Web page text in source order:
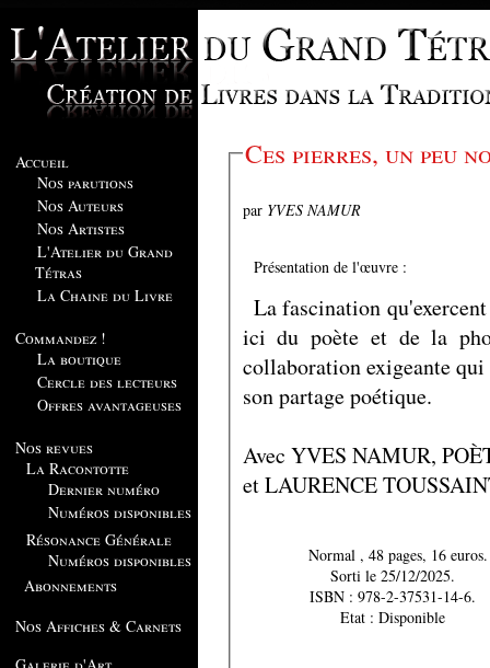
Accueil
Nos parutions
Nos Auteurs
Nos Artistes
L'Atelier du Grand
Tétras
La Chaine du Livre
Commandez !
La boutique
Cercle des lecteurs
Offres avantageuses
Nos revues
La Racontotte
Dernier numéro
Numéros disponibles
Résonance Générale
Numéros disponibles
Abonnements
Nos Affiches & Carnets
Ces pierres, un peu
par YVES NAMUR
Présentation de l'œuvre :
La fascination
ici du poète et de la
collaboration exigeante
son partage poétique.
Avec YVES NAMUR,
et LAURENCE
Normal , 48 pages, 16 euros.
Sorti le 25/12/2025.
ISBN : 978-2-37531-14-6.
Etat : Disponible